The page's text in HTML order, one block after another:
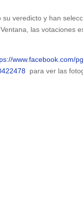
veredicto y han
las votaciones
www.facebook.com/
para ver las